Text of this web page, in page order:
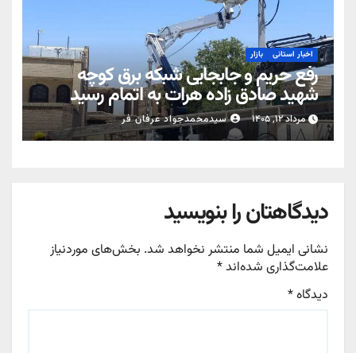
اخبار استانی بازار
رفع حریم و جابجایی شبکه برق کوچه
شهید صادق زاده هرات به اتمام رسید
مرداد ۱۲, ۱۴۰۵ سیدمحمدجواد عرفان فر
دیدگاهتان را بنویسید
نشانی ایمیل شما منتشر نخواهد شد. بخش‌های موردنیاز
علامت‌گذاری شده‌اند*
دیدگاه*